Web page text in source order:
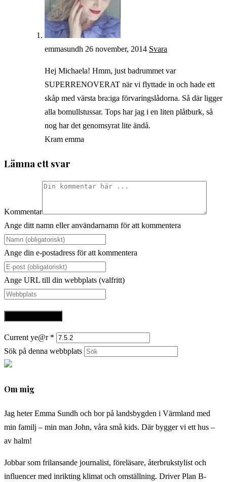
emmasundh 26 november, 2014 Svara
Hej Michaela! Hmm, just badrummet var
SUPERRENOVERAT när vi flyttade in och hade ett
skåp med värsta bra:iga förvaringslådorna. Så där ligger
alla bomullstussar. Tops har jag i en liten plåtburk, så
nog har det genomsyrat lite ändå.
Kram emma
Lämna ett svar
Kommentar
Ange ditt namn eller användarnamn för att kommentera
Ange din e-postadress för att kommentera
Ange URL till din webbplats (valfritt)
Current ye@r *
Sök på denna webbplats
Om mig
Jag heter Emma Sundh och bor på landsbygden i Värmland med
min familj – min man John, våra små kids. Där bygger vi ett hus –
av halm!
Jobbar som frilansande journalist, föreläsare, återbrukstylist och
influencer med inrikting klimat och omställning. Driver Plan B-